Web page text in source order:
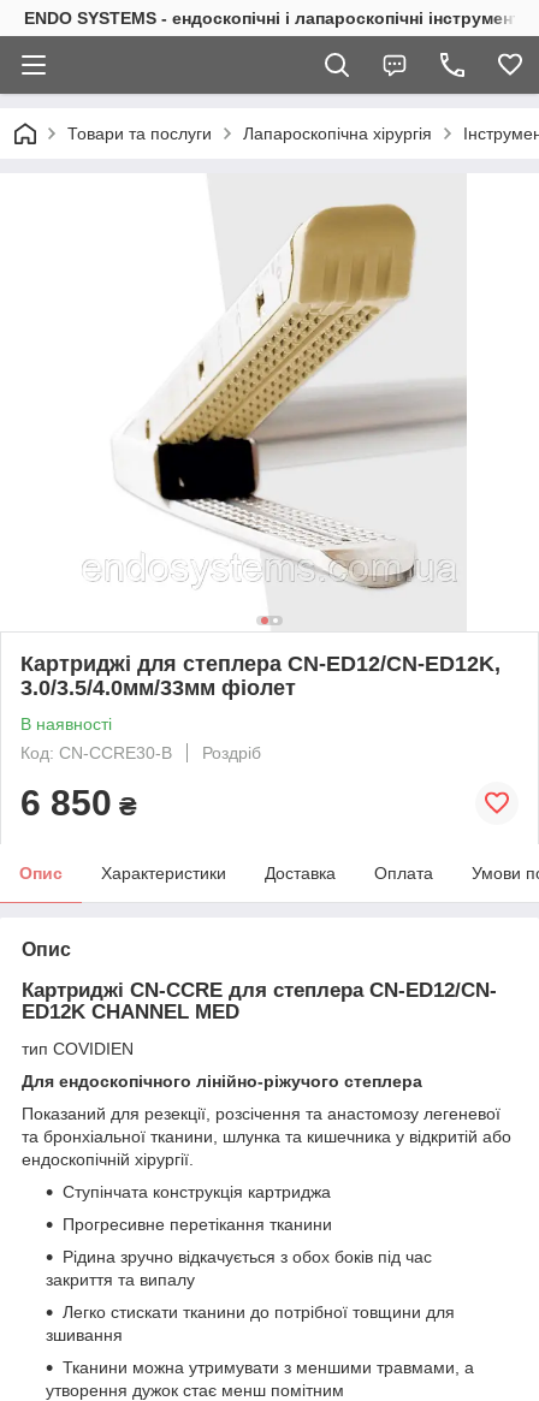
ENDO SYSTEMS - ендоскопічні і лапароскопічні інструменти
Товари та послуги Лапароскопічна хірургія
Картриджі для степлера CN-ED12/CN-ED12K,
3.0/3.5/4.0мм/33мм фіолет
В наявності
Код: CN-CCRE30-B
Роздріб
6 850 ₴
Опис Характеристики Доставка Оплата Умови
Опис
Картриджі CN-CCRE для степлера CN-ED12/CN-
ED12K CHANNEL MED
тип COVIDIEN
Для ендоскопічного лінійно-ріжучого степлера
Показаний для резекції, розсічення та анастомозу легеневої
та бронхіальної тканини, шлунка та кишечника у відкритій або
ендоскопічній хірургії
Ступінчата конструкція картриджа
Прогресивне перетікання тканини
Рідина зручно відкачується з обох боків під час
закриття та випалу
Легко стискати тканини до потрібної товщини для
зшивання
Тканини можна утримувати з меншими травмами, а
утворення дужок стає менш помітним